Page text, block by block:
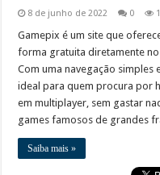
8 de junho de 2022 0
Gamepix é um site que
forma gratuita diretamente no
Com uma navegação simples
ideal para quem procura por
em multiplayer, sem gastar
games famosos de grandes
Saiba mais »